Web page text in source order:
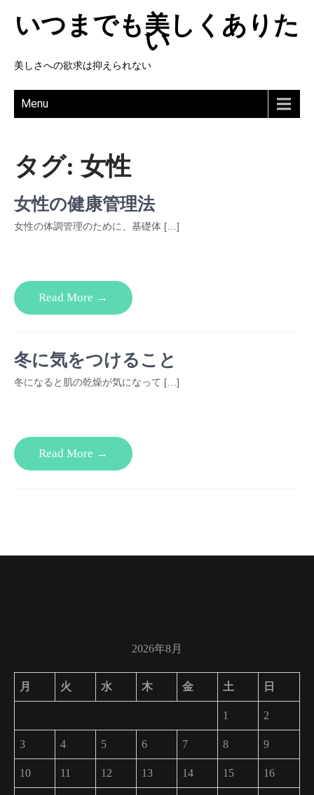
いつまでも美しくありた
い
美しさへの欲求は抑えられない
Menu
タグ: 女性
女性の健康管理法
女性の体調管理のために、基礎体 […]
Read More →
冬に気をつけること
冬になると肌の乾燥が気になって […]
Read More →
2026年8月
月 火 水 木 金 土 日
1 2
3 4 5 6 7 8 9
10 11 12 13 14 15 16